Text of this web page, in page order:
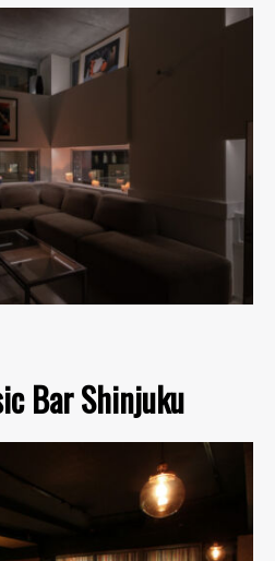
Bar Shinjuku